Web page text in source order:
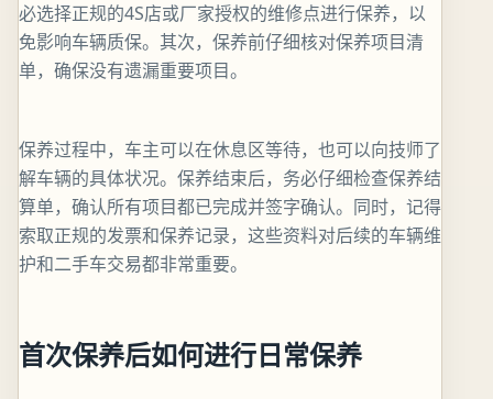
必选择正规的4S店或厂家授权的维修点进行保养，以
免影响车辆质保。其次，保养前仔细核对保养项目清
单，确保没有遗漏重要项目。
保养过程中，车主可以在休息区等待，也可以向技师了
解车辆的具体状况。保养结束后，务必仔细检查保养结
算单，确认所有项目都已完成并签字确认。同时，记得
索取正规的发票和保养记录，这些资料对后续的车辆维
护和二手车交易都非常重要。
首次保养后如何进行日常保养